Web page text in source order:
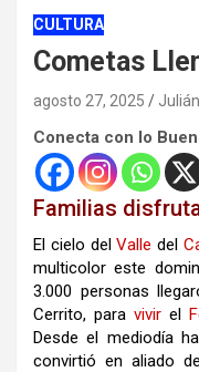
CULTURA
Cometas
agosto 27, 2025
Conecta con lo
Familias
El cielo delValle del
multicolor este
3.000 personas
Cerrito, para vivir el
Desde el mediodía
convirtió en aliado